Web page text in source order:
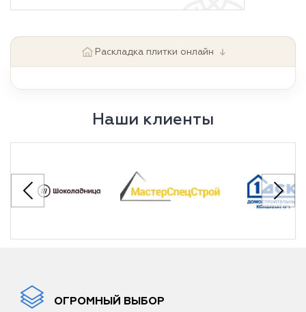
Раскладка плитки онлайн ↓
Наши клиенты
ОГРОМНЫЙ ВЫБОР